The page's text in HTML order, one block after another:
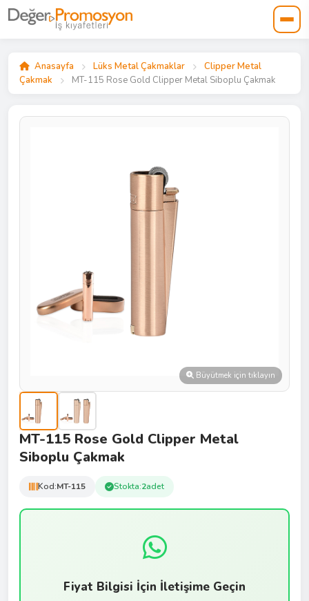
Anasayfa Lüks Metal Çakmaklar
Clipper Metal
Çakmak
MT-115 Rose Gold Clipper Metal Siboplu Çakmak
Büyütmek için tıklayın
MT-115 Rose Gold Clipper Metal
Siboplu Çakmak
Kod:MT-115 Stokta:2adet
Fiyat Bilgisi İçin İletişime Geçin